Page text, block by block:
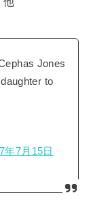
Jones
to
年7月15日